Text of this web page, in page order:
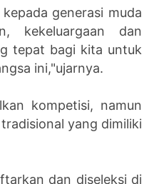
generasi muda
kekeluargaan dan
tepat bagi kita untuk
ini,"ujarnya.
kompetisi, namun
yang dimiliki
dan diseleksi di